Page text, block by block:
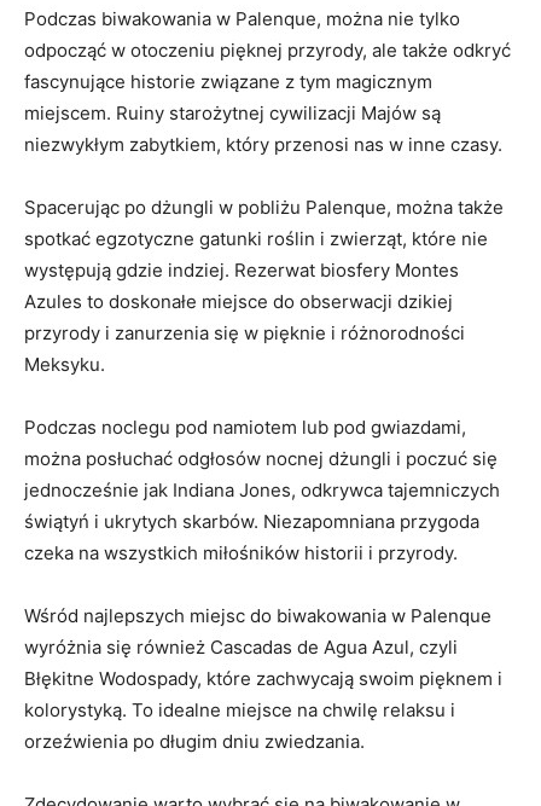
Podczas biwakowania w Palenque, można nie tylko
odpocząć w otoczeniu pięknej przyrody, ale także odkryć
fascynujące historie związane z tym magicznym
miejscem. Ruiny starożytnej cywilizacji Majów są
niezwykłym zabytkiem, który przenosi nas w inne czasy.
Spacerując po dżungli w pobliżu Palenque, można także
spotkać egzotyczne gatunki roślin i zwierząt, które nie
występują gdzie indziej. Rezerwat biosfery Montes
Azules to doskonałe miejsce do obserwacji dzikiej
przyrody i zanurzenia się w pięknie i różnorodności
Meksyku.
Podczas noclegu pod namiotem lub pod gwiazdami,
można posłuchać odgłosów nocnej dżungli i poczuć się
jednocześnie jak Indiana Jones, odkrywca tajemniczych
świątyń i ukrytych skarbów. Niezapomniana przygoda
czeka na wszystkich miłośników historii i przyrody.
Wśród najlepszych miejsc do biwakowania w Palenque
wyróżnia się również Cascadas de Agua Azul, czyli
Błękitne Wodospady, które zachwycają swoim pięknem i
kolorystyką. To idealne miejsce na chwilę relaksu i
orzeźwienia po długim dniu zwiedzania.